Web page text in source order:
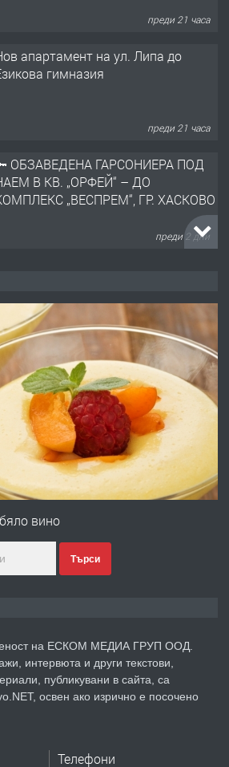
преди 21 часа
ОБЗАВЕДЕНА ГАРСОНИЕРА ПОД
В КВ. „ОРФЕЙ“ – ДО
преди 2 дни
ОБЗАВЕДЕН И
ТРИСТАЕН
В ЦЕНТЪРА НА ГР.
преди 3 дни
преди 3 дни
Магазин/Офис под наем в кв.
Каравелов, Хасково-близо до
градската градина!
преди 3 дни
ТРИСТАЕН
преди 4 дни
НА МЕБЕЛИ.
вино
Търси
на ЕСКОМ МЕДИА ГРУП ООД.
интервюта и други текстови,
публикувани в сайта, са
освен ако изрично е посочено
Телефони